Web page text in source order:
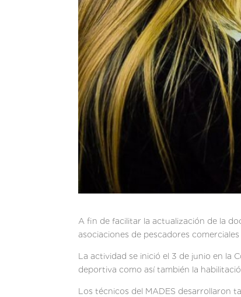
A fin de facilitar la actualización de la
asociaciones de pescadores
La actividad se inició el 3 de junio en la
deportiva como así también la
Los técnicos del MADES desarrollaron